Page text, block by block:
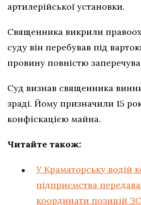
артилерійської установки.
Священника викрили
суду він перебував під
провину повністю
Суд визнав священника
зраді. Йому призначили 15
конфіскацією майна.
Читайте також:
У Краматорську водій
підприємства
координати позицій